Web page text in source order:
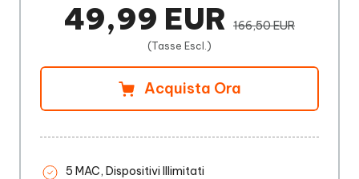
49,99 EUR 166,50 EUR
(Tasse Escl.)
Acquista Ora
5 MAC, Dispositivi Illimitati